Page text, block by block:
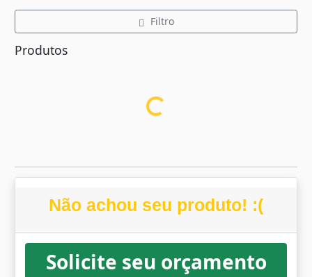
Filtro
Produtos
Carregando...
Não achou seu produto! :(
Solicite seu orçamento